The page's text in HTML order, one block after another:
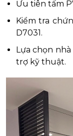
Ưu tiên tấm
Kiểm tra
D7031.
Lựa chọn
trợ kỹ thuật.